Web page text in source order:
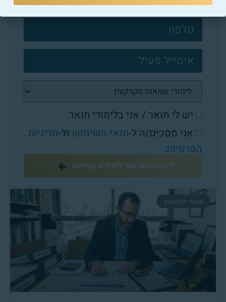
קשר
פוטר
יש לי תואר / אני בלימודי תואר
אני מסכים/ה ל-תנאי השימוש ול-מדיניות
הפרטיות.
לשיחה עם יועץ לימודים וקריירה
שמאי מקרקעין